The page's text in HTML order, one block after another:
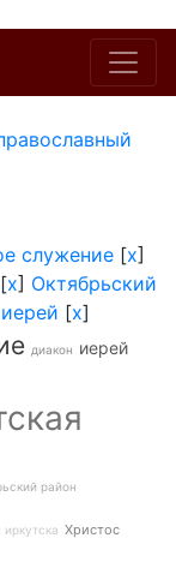
служение [x]
[x] Октябрьский
иерей [x]
диакон иерей
район
Христос